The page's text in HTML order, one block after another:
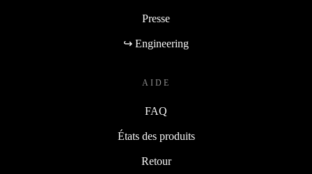
Presse
↪ Engineering
AIDE
FAQ
États des produits
Retour